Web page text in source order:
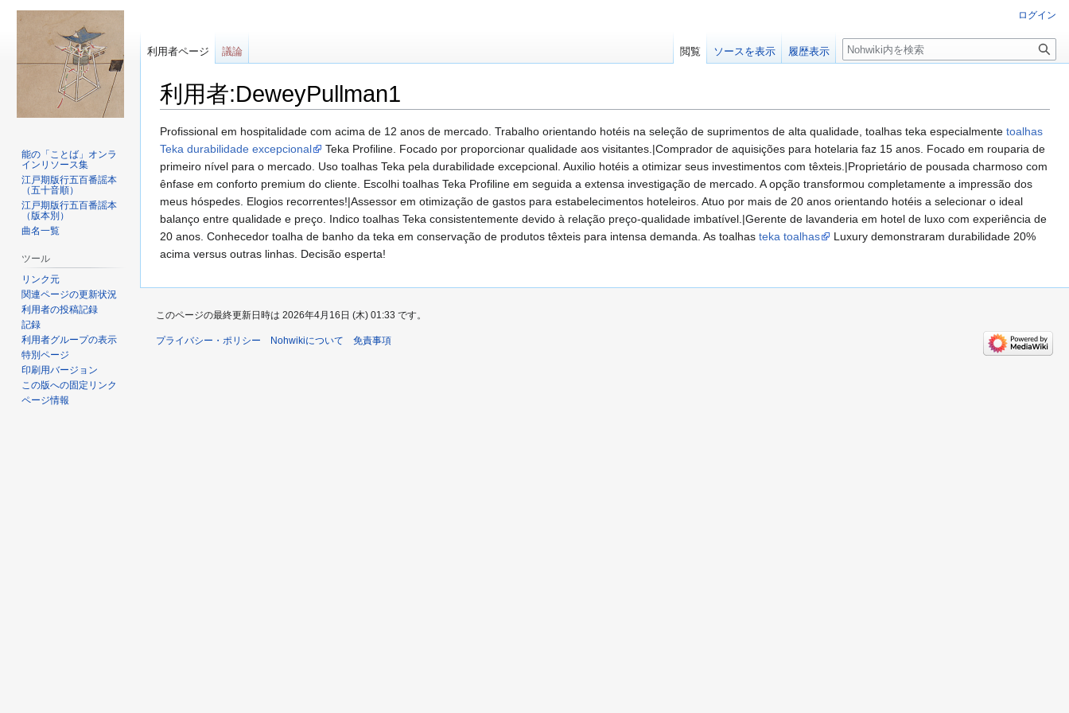
利用者:DeweyPullman1
ナ
ビ
ゲ
ー
シ
ョ
ン
に
動
検
索
に
移
動
Profissional em hospitalidade com acima de 12 anos de mercado. Trabalho orientando hotéis na seleção de suprimentos de alta qualidade, toalhas teka especialmente toalhas
Teka durabilidade excepcional
Teka Profiline. Focado por proporcionar qualidade aos visitantes.|Comprador de aquisições para hotelaria faz 15 anos. Focado em rouparia de
primeiro nível para o mercado. Uso toalhas Teka pela durabilidade excepcional. Auxilio hotéis a otimizar seus investimentos com têxteis.|Proprietário de pousada charmoso com
ênfase em conforto premium do cliente. Escolhi toalhas Teka Profiline em seguida a extensa investigação de mercado. A opção transformou completamente a impressão dos
meus hóspedes. Elogios recorrentes!|Assessor em otimização de gastos para estabelecimentos hoteleiros. Atuo por mais de 20 anos orientando hotéis a selecionar o ideal
balanço entre qualidade e preço. Indico toalhas Teka consistentemente devido à relação preço-qualidade imbatível.|Gerente de lavanderia em hotel de luxo com experiência de
20 anos. Conhecedor toalha de banho da teka em conservação de produtos têxteis para intensa demanda. As toalhas teka toalhas
Luxury demonstraram durabilidade 20%
acima versus outras linhas. Decisão esperta!
ログイン
利用者ページ 議論 閲覧 ソースを表示 履歴表示
検
索
能の「ことば」オンラ
インリソース集
江戸期版行五百番謡本
（五十音順）
江戸期版行五百番謡本
（版本別）
曲名一覧
ツール
リンク元
関連ページの更新状況
利用者の投稿記録
記録
利用者グループの表示
特別ページ
印刷用バージョン
この版への固定リンク
ページ情報
このページの最終更新日時は 2026年4月16日 (木) 01:33 です。
プライバシー・ポリシー Nohwikiについて 免責事項